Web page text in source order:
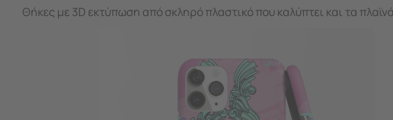
Θήκες με 3D εκτύπωση από σκληρό πλαστικό που καλύπτει και τα